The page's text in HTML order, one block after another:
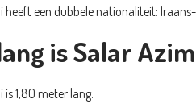
heeft een dubbele nationaliteit:
is Salar
is 1,80 meter lang.